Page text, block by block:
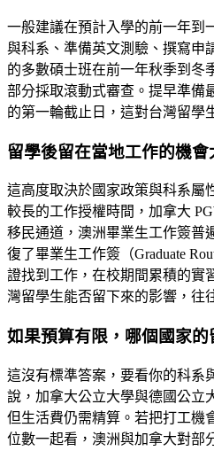
一般建議在預計入學的前一年到
與科系、準備英文測驗、撰寫申
的多數碩士班在前一年秋季到冬
部分採取滾動式審查。提早準備
的第一輪截止日，這對台灣留學
留學後留在當地工作的機會
這高度取決於國家政策與科系屬
較長的工作授權時間，加拿大
移民通道，澳洲畢業生工作簽普
復了畢業生工作簽（Graduate
證找到工作，在校期間累積的實
灣留學生能否留下來的影響，往
如果預算有限，哪個國家的
這沒有標準答案，要看你的科系
說，加拿大公立大學與德國公立
但生活費仍需精算。若把打工機
位數一起看，澳洲與加拿大對部